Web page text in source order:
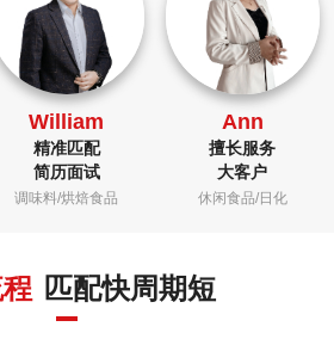
William
精准匹配
简历面试
调味料/烘焙食品
Ann
擅长服务
大客户
休闲食品/日化
匹配快周期短